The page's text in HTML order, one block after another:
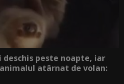
peste noapte, iar
atârnat de volan: